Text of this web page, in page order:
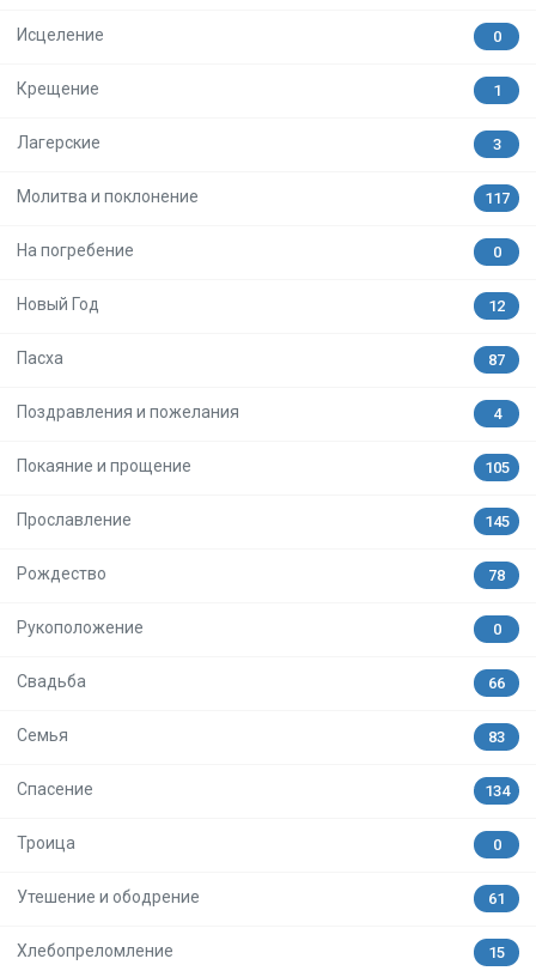
Исцеление 0
Крещение 1
Лагерские 3
Молитва и поклонение 117
На погребение 0
Новый Год 12
Пасха 87
Поздравления и пожелания 4
Покаяние и прощение 105
Прославление 145
Рождество 78
Рукоположение 0
Свадьба 66
Семья 83
Спасение 134
Троица 0
Утешение и ободрение 61
Хлебопреломление 15